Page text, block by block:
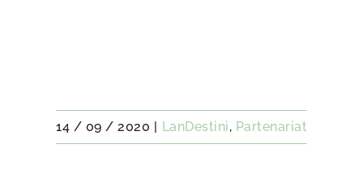
14 / 09 / 2020 | LanDestini, Partenariat